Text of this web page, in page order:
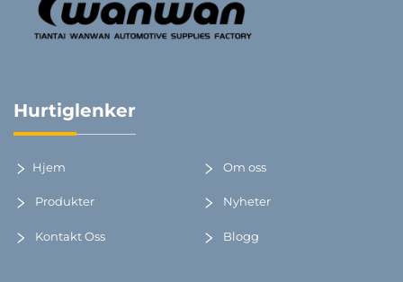
Hurtiglenker
Hjem Om oss
Produkter Nyheter
Kontakt Oss Blogg